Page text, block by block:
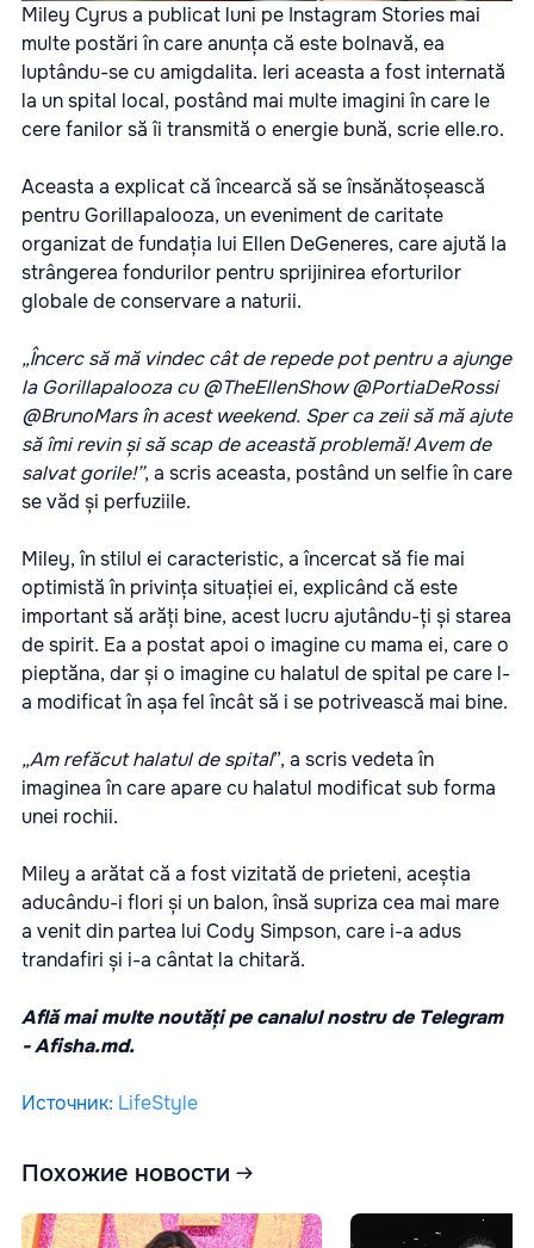
Miley Cyrus a publicat luni pe Instagram Stories mai
multe postări în care anunța că este bolnavă, ea
luptându-se cu amigdalita. Ieri aceasta a fost internată
la un spital local, postând mai multe imagini în care le
cere fanilor să îi transmită o energie bună, scrieelle.ro.
Aceasta a explicat că încearcă să se însănătoșească
pentru Gorillapalooza, un eveniment de caritate
organizat de fundația lui Ellen DeGeneres, care ajută la
strângerea fondurilor pentru sprijinirea eforturilor
globale de conservare a naturii.
„Încerc să mă vindec cât de repede pot pentru a ajunge
la Gorillapalooza cu @TheEllenShow @PortiaDeRossi
@BrunoMars în acest weekend. Sper ca zeii să mă ajute
să îmi revin și să scap de această problemă! Avem de
salvat gorile!”, a scris aceasta, postând un selfie în care
se văd și perfuziile.
Miley, în stilul ei caracteristic, a încercat să fie mai
optimistă în privința situației ei, explicând că este
important să arăți bine, acest lucru ajutându-ți și starea
de spirit. Ea a postat apoi o imagine cu mama ei, care o
pieptăna, dar și o imagine cu halatul de spital pe care l-
a modificat în așa fel încât să i se potrivească mai bine.
„Am refăcut halatul de spital”, a scris vedeta în
imaginea în care apare cu halatul modificat sub forma
unei rochii.
Miley a arătat că a fost vizitată de prieteni, aceștia
aducându-i flori și un balon, însă supriza cea mai mare
a venit din partea lui Cody Simpson, care i-a adus
trandafiri și i-a cântat la chitară.
Află mai multe noutăți pe canalul nostru de Telegram
-Afisha.md.
Источник: LifeStyle
Похожие новости